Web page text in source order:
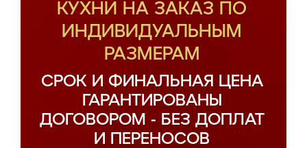
КУХНИ НА ЗАКАЗ ПО
ИНДИВИДУАЛЬНЫМ
РАЗМЕРАМ
СРОК И ФИНАЛЬНАЯ ЦЕНА
ГАРАНТИРОВАНЫ
ДОГОВОРОМ - БЕЗ ДОПЛАТ
И ПЕРЕНОСОВ